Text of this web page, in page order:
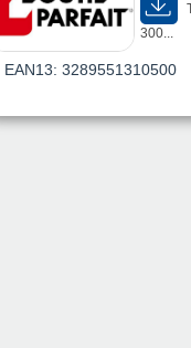
300...
EAN13: 3289551310500